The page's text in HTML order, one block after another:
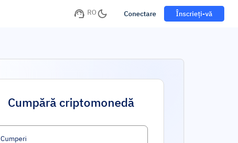
RO Conectare Înscrieți-vă
Cumpără criptomonedă
Cumperi